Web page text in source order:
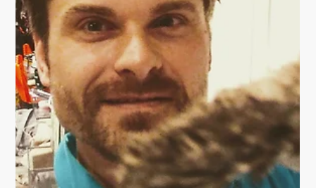
in Thüringen fertigte ich einen #Fantasyfloor, passend zu
dem Thema "Carl...